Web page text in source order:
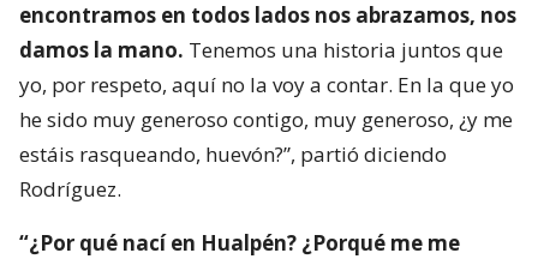
encontramos en todos lados nos abrazamos, nos
damos la mano. Tenemos una historia juntos que
yo, por respeto, aquí no la voy a contar. En la que yo
he sido muy generoso contigo, muy generoso, ¿y me
estáis rasqueando, huevón?”, partió diciendo
Rodríguez.
“¿Por qué nací en Hualpén? ¿Porqué me me